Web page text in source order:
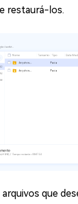
restaurá-los.
que